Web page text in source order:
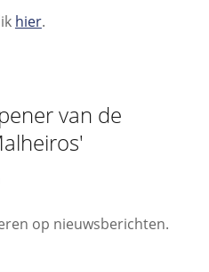
hier.
van de
op nieuwsberichten.